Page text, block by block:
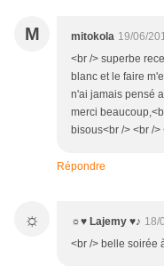
M mitokola 19/06/
<br /> superbe
blanc et le faire
n'ai jamais pensé
merci
bisous<br /> <br />
Répondre
☼ ☼♥ Lajemy ♥♪ 18/
<br /> belle soirée